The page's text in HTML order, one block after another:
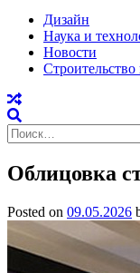
Дизайн
Наука и
Новости
Найти:
Облицовка
Posted on 09.05.2026